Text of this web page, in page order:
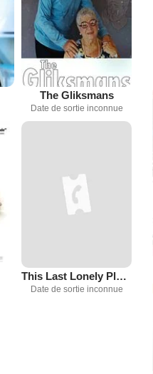
The Gliksmans
Date de sortie inconnue
This Last Lonely Place
Date de sortie inconnue